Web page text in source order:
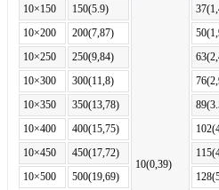
10×150 150(5.9)
10(0,39)
10×200 200(7,87)
10×250
250(9,84)
10×300
300(11,8)
10×350
350(13,78)
10×400
400(15,75)
10×450
450(17,72)
10×500
500(19,69)